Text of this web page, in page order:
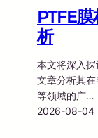
PTFE
析
本文将深入探
文章分析其
等领域的广…
2026-08-04